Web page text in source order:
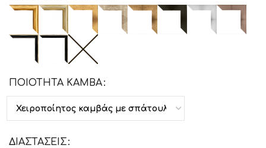
ΠΟΙΟΤΗΤΑ ΚΑΜΒΑ
ΔΙΑΣΤΑΣΕΙΣ